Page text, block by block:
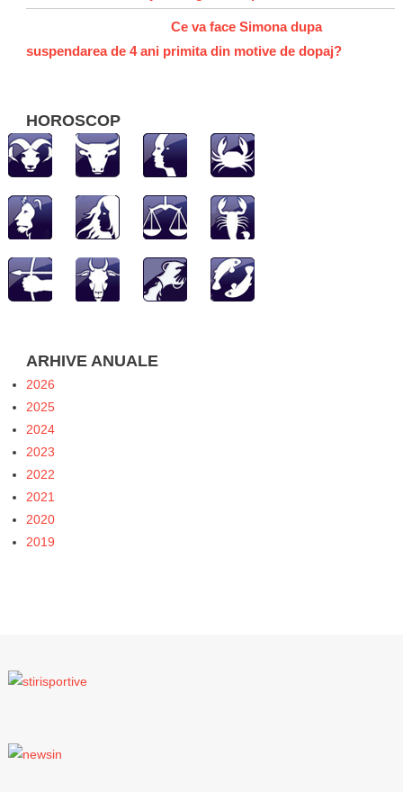
Ce va face Simona dupa
suspendarea de 4 ani primita din motive de dopaj?
HOROSCOP
ARHIVE ANUALE
2026
2025
2024
2023
2022
2021
2020
2019